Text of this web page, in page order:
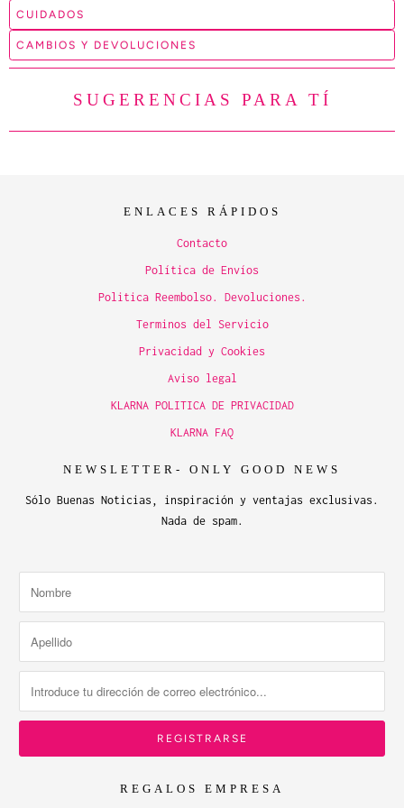
CUIDADOS
CAMBIOS Y DEVOLUCIONES
SUGERENCIAS PARA TÍ
ENLACES RÁPIDOS
Contacto
Política de Envíos
Politica Reembolso. Devoluciones.
Terminos del Servicio
Privacidad y Cookies
Aviso legal
KLARNA POLITICA DE PRIVACIDAD
KLARNA FAQ
NEWSLETTER- ONLY GOOD NEWS
Sólo Buenas Noticias, inspiración y ventajas exclusivas.
Nada de spam.
REGALOS EMPRESA